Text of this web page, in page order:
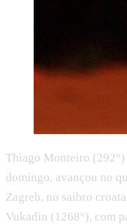
Thiago Monteiro (292°)
domingo, avançou no
Zagreb, no saibro
Vukadin (1268°), com